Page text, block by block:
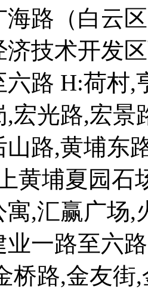
海路（白云
济技术开发
路 H:荷村,
,宏光路,宏景
路,黄埔东
黄埔夏园
寓,汇赢广场,
一路至六
桥路,金友街